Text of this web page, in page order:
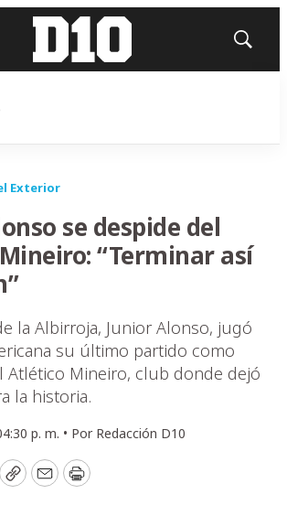
Mostrar
Exterior
se despide del
“Terminar así
la Albirroja, Junior Alonso, jugó
su último partido como
Atlético Mineiro, club donde dejó
la historia.
p. m. • Por Redacción D10
CopyEmailPrint